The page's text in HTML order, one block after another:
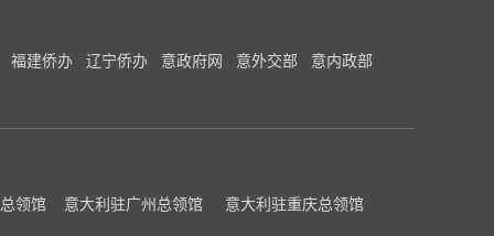
福建侨办 辽宁侨办 意政府网 意外交部
意内政部
领馆 意大利驻广州总领馆 意大利驻重庆总领馆